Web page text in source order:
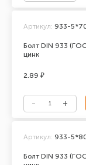
Болт DIN 933
цинк
Артикул: 933-
2.89 ₽
Болт DIN 933
Артикул: 933-